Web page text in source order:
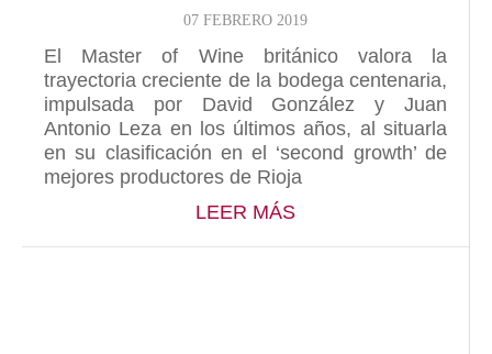
07 FEBRERO 2019
El Master of Wine británico valora la
trayectoria creciente de la bodega centenaria,
impulsada por David González y Juan
Antonio Leza en los últimos años, al situarla
en su clasificación en el ‘second growth’ de
mejores productores de Rioja
LEER MÁSABOUT TIM ATKIN